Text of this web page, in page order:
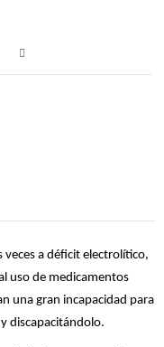
veces a déficit electrolítico,
uso de medicamentos
una gran incapacidad para
discapacitándolo.